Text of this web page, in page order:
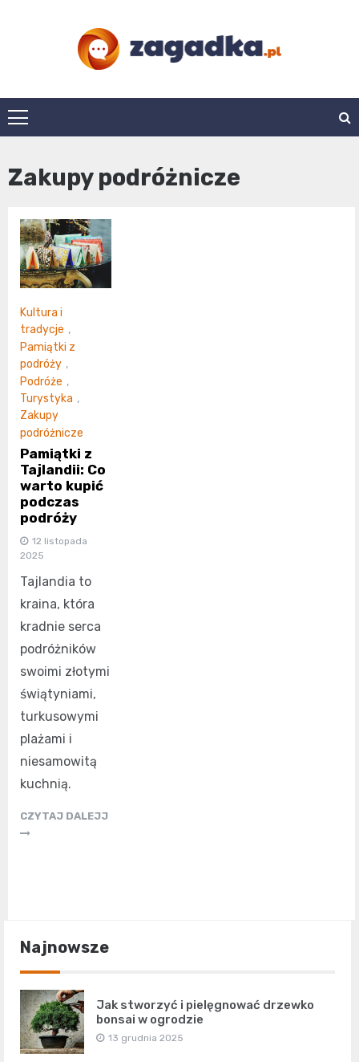
zagadka.pl
Zakupy podróżnicze
Kultura i
tradycje ,
Pamiątki z
podróży ,
Podróże ,
Turystyka ,
Zakupy
podróżnicze
Pamiątki z
Tajlandii: Co
warto kupić
podczas
podróży
12 listopada
2025
Tajlandia to
kraina, która
kradnie serca
podróżników
swoimi złotymi
świątyniami,
turkusowymi
plażami i
niesamowitą
kuchnią.
CZYTAJ DALEJJ
Najnowsze
Jak stworzyć i pielęgnować drzewko
bonsai w ogrodzie
13 grudnia 2025